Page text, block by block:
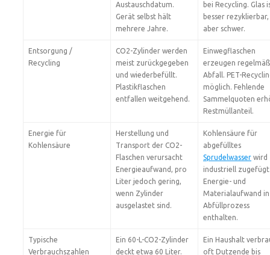
Austauschdatum.
Gerät selbst hält
mehrere Jahre.
bei Recycling. Glas
besser rezyklierbar,
aber schwer.
Entsorgung /
Recycling
CO2-Zylinder werden
meist zurückgegeben
und wiederbefüllt.
Plastikflaschen
entfallen weitgehend.
Einwegflaschen
erzeugen
Abfall. PET-
möglich. Fehlende
Sammelquoten
Restmüllanteil.
Energie für
Kohlensäure
Herstellung und
Transport der CO2-
Flaschen verursacht
Energieaufwand, pro
Liter jedoch gering,
wenn Zylinder
ausgelastet sind.
Kohlensäure für
abgefülltes
Sprudelwasser wird
industriell
Energie- und
Materialaufwand in
Abfüllprozess
enthalten.
Typische
Verbrauchszahlen
Ein 60-L-CO2-Zylinder
deckt etwa 60 Liter.
Ein Haushalt
oft Dutzende bis